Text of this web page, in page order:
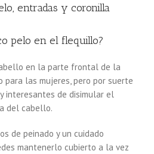
entradas y coronilla
pelo en el flequillo?
en la parte frontal de la
para las mujeres, pero por suerte
interesantes de disimular el
del cabello.
de peinado y un cuidado
mantenerlo cubierto a la vez